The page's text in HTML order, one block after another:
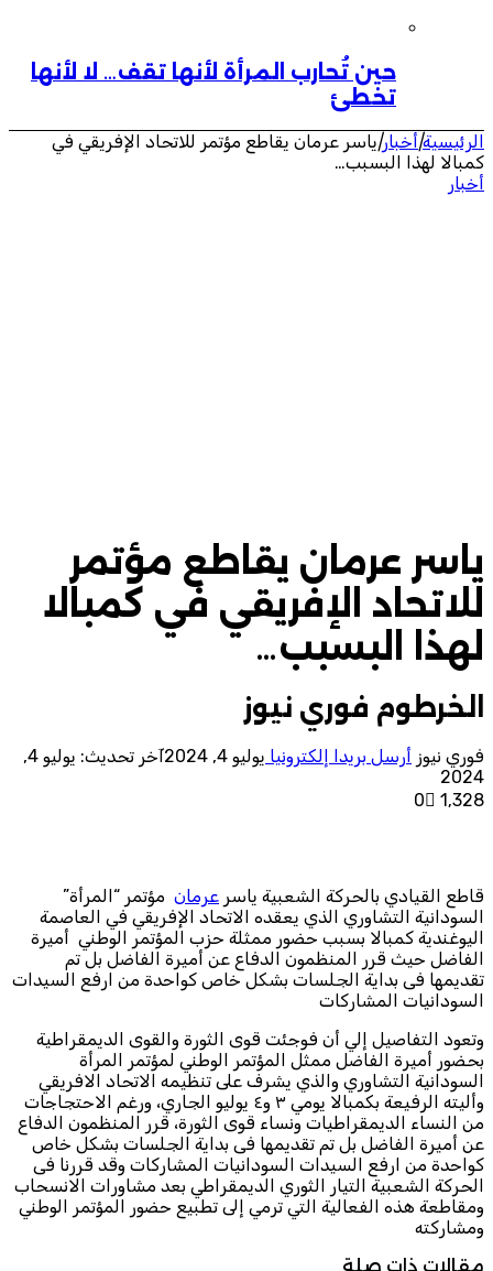
حين تُحارب المرأة لأنها تقف… لا لأنها
تخطئ
الرئيسية|أخبار|ياسر عرمان يقاطع مؤتمر للاتحاد الإفريقي في
كمبالا لهذا البسبب…
أخبار
ياسر عرمان يقاطع مؤتمر
للاتحاد الإفريقي في كمبالا
لهذا البسبب…
الخرطوم فوري نيوز
فوري نيوز أرسل بريدا إلكترونيا يوليو 4, 2024
آخر تحديث: يوليو 4,
2024
0
1٬328
قاطع القيادي بالحركة الشعبية ياسر عرمان مؤتمر “المرأة”
السودانية التشاوري الذي يعقده الاتحاد الإفريقي في العاصمة
اليوغندية كمبالا بسبب حضور ممثلة حزب المؤتمر الوطني أميرة
الفاضل حيث قرر المنظمون الدفاع عن أميرة الفاضل بل تم
تقديمها فى بداية الجلسات بشكل خاص كواحدة من ارفع السيدات
السودانيات المشاركات
وتعود التفاصيل إلي أن فوجئت قوى الثورة والقوى الديمقراطية
بحضور أميرة الفاضل ممثل المؤتمر الوطني لمؤتمر المرأة
السودانية التشاوري والذي يشرف على تنظيمه الاتحاد الافريقي
وأليته الرفيعة بكمبالا يومي ٣ و٤ يوليو الجاري، ورغم الاحتجاجات
من النساء الديمقراطيات ونساء قوى الثورة، قرر المنظمون الدفاع
عن أميرة الفاضل بل تم تقديمها فى بداية الجلسات بشكل خاص
كواحدة من ارفع السيدات السودانيات المشاركات وقد قررنا فى
الحركة الشعبية التيار الثوري الديمقراطي بعد مشاورات الانسحاب
ومقاطعة هذه الفعالية التي ترمي إلى تطبيع حضور المؤتمر الوطني
ومشاركته
مقالات ذات صلة